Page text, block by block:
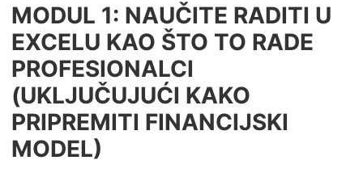
MODUL 1: NAUČITE RADITI U
EXCELU KAO ŠTO TO RADE
PROFESIONALCI
(UKLJUČUJUĆI KAKO
PRIPREMITI FINANCIJSKI
MODEL)